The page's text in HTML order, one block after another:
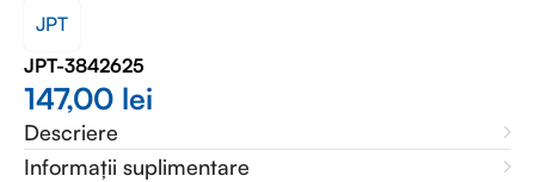
JPT
JPT-3842625
147,00 lei
Descriere
Informații suplimentare